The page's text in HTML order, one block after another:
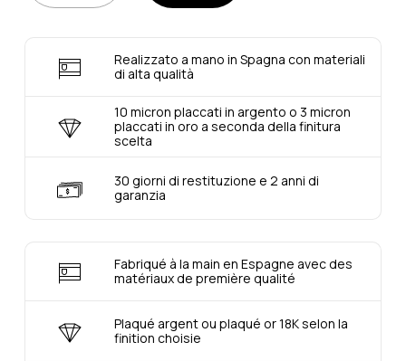
Realizzato a mano in Spagna con materiali
di alta qualità
10 micron placcati in argento o 3 micron
placcati in oro a seconda della finitura
scelta
30 giorni di restituzione e 2 anni di
garanzia
Fabriqué à la main en Espagne avec des
matériaux de première qualité
Plaqué argent ou plaqué or 18K selon la
finition choisie